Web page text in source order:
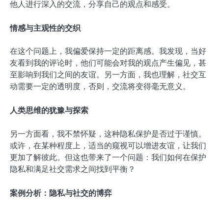
他人进行深入的交流，分享自己的观点和感受。
情感与主观性的交织
在这个问题上，我偏爱保持一定的距离感。我发现，当好
友看到我的评论时，他们可能会对我的观点产生偏见，甚
至影响到我们之间的友谊。另一方面，我也理解，社交互
动需要一定的透明度，否则，交流将变得毫无意义。
人类思维的犹豫与探索
另一方面看，我不禁怀疑，这种隐私保护是否过于谨慎。
或许，在某种程度上，适当的窥视可以增进友谊，让我们
更加了解彼此。但这也带来了一个问题：我们如何在保护
隐私和满足社交需求之间找到平衡？
案例分析：隐私与社交的博弈